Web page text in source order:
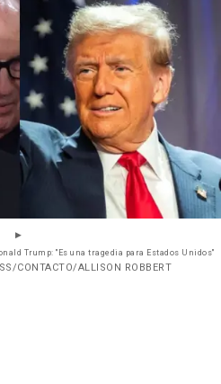
Trump: "Es una tragedia para Estados Unidos"
CONTACTO/ALLISON ROBBERT